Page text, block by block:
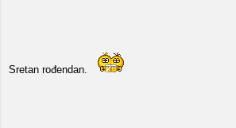
Sretan rođendan.